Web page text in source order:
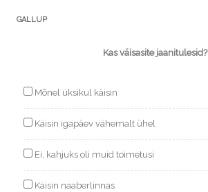
GALLUP
Kas väisasite jaanitulesid?
Mõnel üksikul käisin
Käisin igapäev vähemalt ühel
Ei, kahjuks oli muid toimetusi
Käisin naaberlinnas